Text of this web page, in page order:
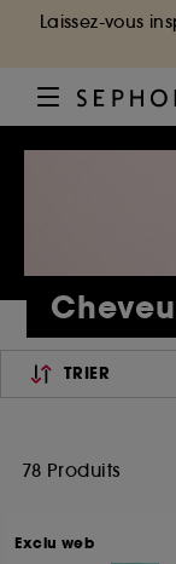
Laissez-vous
TRIER
78 Produits
Exclu web